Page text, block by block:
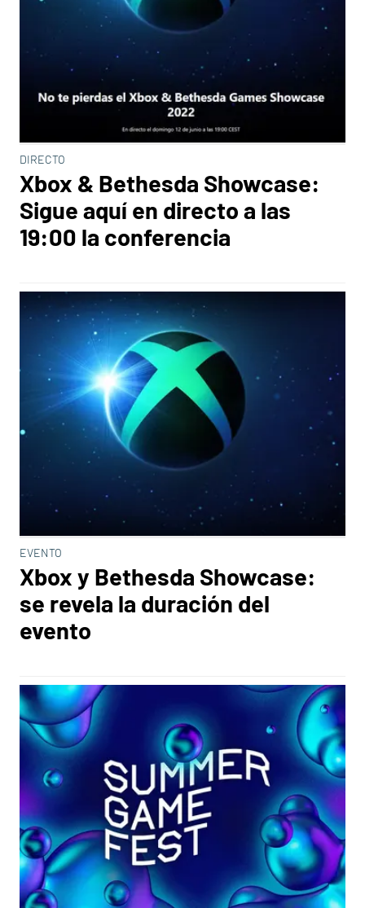
DIRECTO
Xbox & Bethesda Showcase:
Sigue aquí en directo a las
19:00 la conferencia
EVENTO
Xbox y Bethesda Showcase:
se revela la duración del
evento